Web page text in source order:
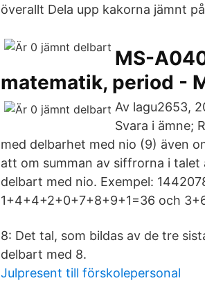
överallt Dela upp kakorna jämnt
MS-
matematik, period -
Av lagu2653,
Svara i ämne;
med delbarhet med nio (9) även
att om summan av siffrorna i
delbart med nio. Exempel:
1+4+4+2+0+7+8+9+1=36 och
8: Det tal, som bildas av de tre
delbart med 8.
Julpresent till förskolepersonal